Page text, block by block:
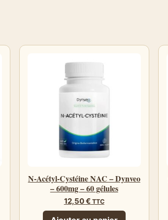
N-Acétyl-Cystéine NAC – Dynveo
– 600mg – 60 gélules
12,50€ TTC